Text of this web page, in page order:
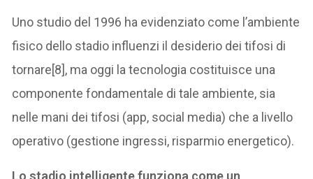
Uno studio del 1996 ha evidenziato come l’ambiente
fisico dello stadio influenzi il desiderio dei tifosi di
tornare[8], ma oggi la tecnologia costituisce una
componente fondamentale di tale ambiente, sia
nelle mani dei tifosi (app, social media) che a livello
operativo (gestione ingressi, risparmio energetico).
Lo stadio intelligente funziona come un